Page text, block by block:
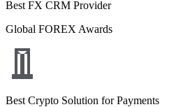
Best FX CRM Provider
Global FOREX Awards
Best Crypto Solution for Payments